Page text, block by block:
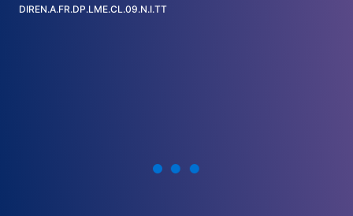
DIREN.A.FR.DP.LME.CL.09.N.I.TT